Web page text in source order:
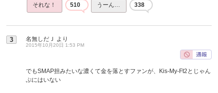
それな！ 510 うーん… 338
3 名無しだＪ より
2015年10月20日 1:53 PM
でもSMAP担みたいな濃くて金を落とすファンが、Kis-My-Ft2とじゃん
ぷにはいない